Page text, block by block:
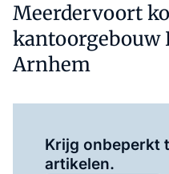
Meerdervoort
kantoorgebouw
Arnhem
Krijg onbeperkt
artikelen.